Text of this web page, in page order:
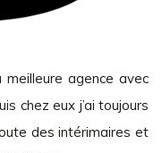
meilleure agence avec
chez eux j’ai toujours
des intérimaires et